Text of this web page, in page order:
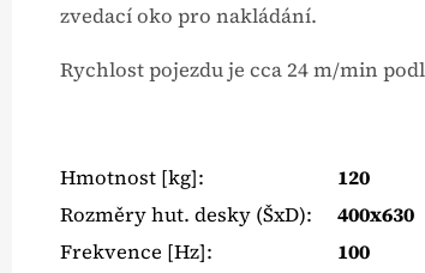
zvedací oko pro nakládání.
Rychlost pojezdu je cca 24 m/min
Hmotnost [kg]:
120
Rozměry hut. desky (ŠxD):
400x630
Frekvence [Hz]:
100